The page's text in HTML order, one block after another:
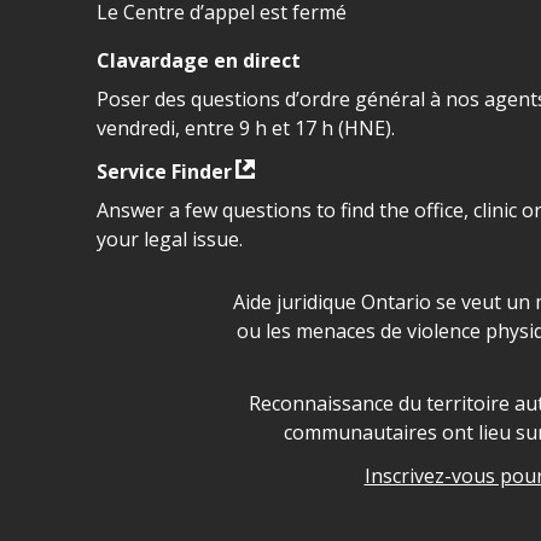
Le Centre d’appel est fermé
Clavardage en direct
Poser des questions d’ordre général à nos
vendredi, entre 9 h et 17 h (HNE).
Service Finder
Answer a few questions to find the office, clinic
your legal issue.
Déclaration sur la sécurité
Aide juridique Ontario se veut un
ou les menaces de violence
Legal Aid Ontario land
Reconnaissance du territoire
communautaires ont lieu
Inscrivez-vous